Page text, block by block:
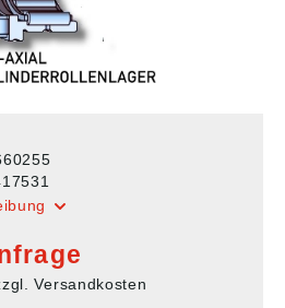
Versandkosten